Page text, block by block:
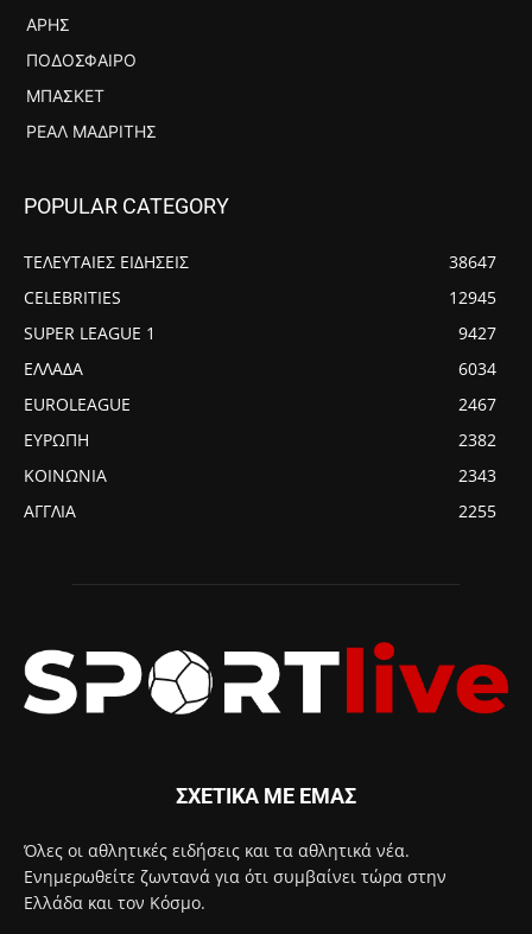
ΆΡΗΣ
ΠΟΔΌΣΦΑΙΡΟ
ΜΠΆΣΚΕΤ
ΡΕΆΛ ΜΑΔΡΊΤΗΣ
POPULAR CATEGORY
ΤΕΛΕΥΤΑΙΕΣ ΕΙΔΗΣΕΙΣ
38647
CELEBRITIES
12945
SUPER LEAGUE 1
9427
ΕΛΛΑΔΑ
6034
EUROLEAGUE
2467
ΕΥΡΩΠΗ
2382
ΚΟΙΝΩΝΙΑ
2343
ΑΓΓΛΙΑ
2255
ΣΧΕΤΙΚΑ ΜΕ ΕΜΑΣ
Όλες οι αθλητικές ειδήσεις και τα αθλητικά νέα.
Ενημερωθείτε ζωντανά για ότι συμβαίνει τώρα στην
Ελλάδα και τον Κόσμο.